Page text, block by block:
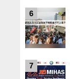
6
7